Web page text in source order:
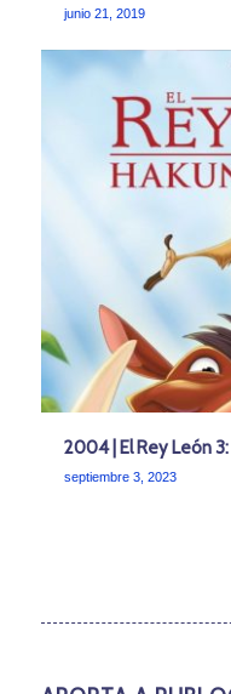
junio 21, 2019
2004 | El Rey León
septiembre 3, 2023